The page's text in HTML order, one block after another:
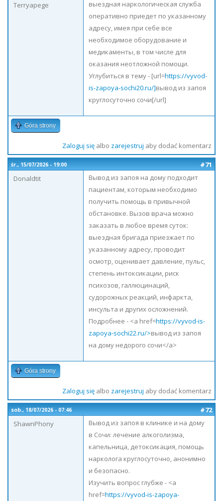
Terryapege
выездная наркологическая служба
оперативно приедет по указанному
адресу, имея при себе все
необходимое оборудование и
медикаменты, в том числе для
оказания неотложной помощи.
Углубиться в тему - [url=https://vyvod-
is-zapoya-sochi20.ru/]вывод из запоя
круглосуточно сочи[/url]
Góra strony
Zaloguj sięalbo zarejestruj aby dodać komentarz
śr., 15/07/2026 - 19:00
#71
Donaldtit
Вывод из запоя на дому подходит
пациентам, которым необходимо
получить помощь в привычной
обстановке. Вызов врача можно
заказать в любое время суток:
выездная бригада приезжает по
указанному адресу, проводит
осмотр, оценивает давление, пульс,
степень интоксикации, риск
психозов, галлюцинаций,
судорожных реакций, инфаркта,
инсульта и других осложнений.
Подробнее - <a href=https://vyvod-is-
zapoya-sochi22.ru/>вывод из запоя
на дому недорого сочи</a>
Góra strony
Zaloguj sięalbo zarejestruj aby dodać komentarz
sob., 18/07/2026 - 07:46
#72
ShawnPhony
Вывод из запоя в клинике и на дому
в Сочи: лечение алкоголизма,
капельница, детоксикация, помощь
нарколога круглосуточно, анонимно
и безопасно.
Изучить вопрос глубже - <a
href=https://vyvod-is-zapoya-